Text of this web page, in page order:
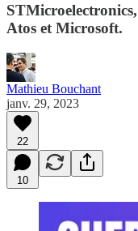
Atos et Microsoft.
Mathieu Bouchant
janv. 29, 2023
22
10